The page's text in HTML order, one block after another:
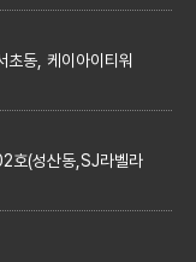
동, 케이아이티워
호(성산동,SJ라벨라